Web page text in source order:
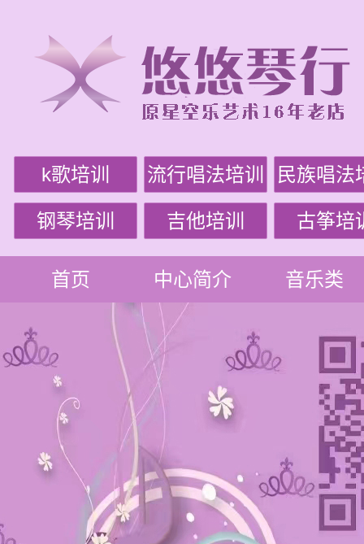
k歌培训 流行唱法培训 民族唱法
钢琴培训 吉他培训 古筝培
首页 中心简介 音乐类